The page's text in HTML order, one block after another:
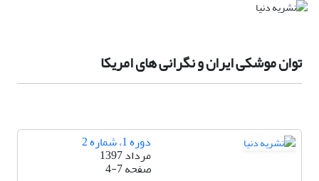
توان موشکی ایران و نگرانی های امریکا
دوره 1، شماره 2
مرداد 1397
صفحه4-7